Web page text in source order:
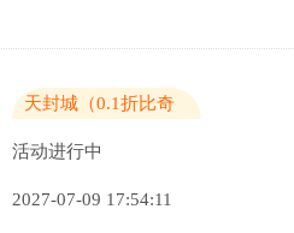
天封城（0.1折比奇
活动进行中
2027-07-09 17:54:11